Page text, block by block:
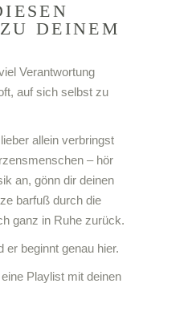
DEINEM
Verantwortung
auf sich selbst zu
allein verbringst
– hör
an, gönn dir deinen
barfuß durch die
ganz in Ruhe zurück.
er beginnt genau hier.
Playlist mit deinen